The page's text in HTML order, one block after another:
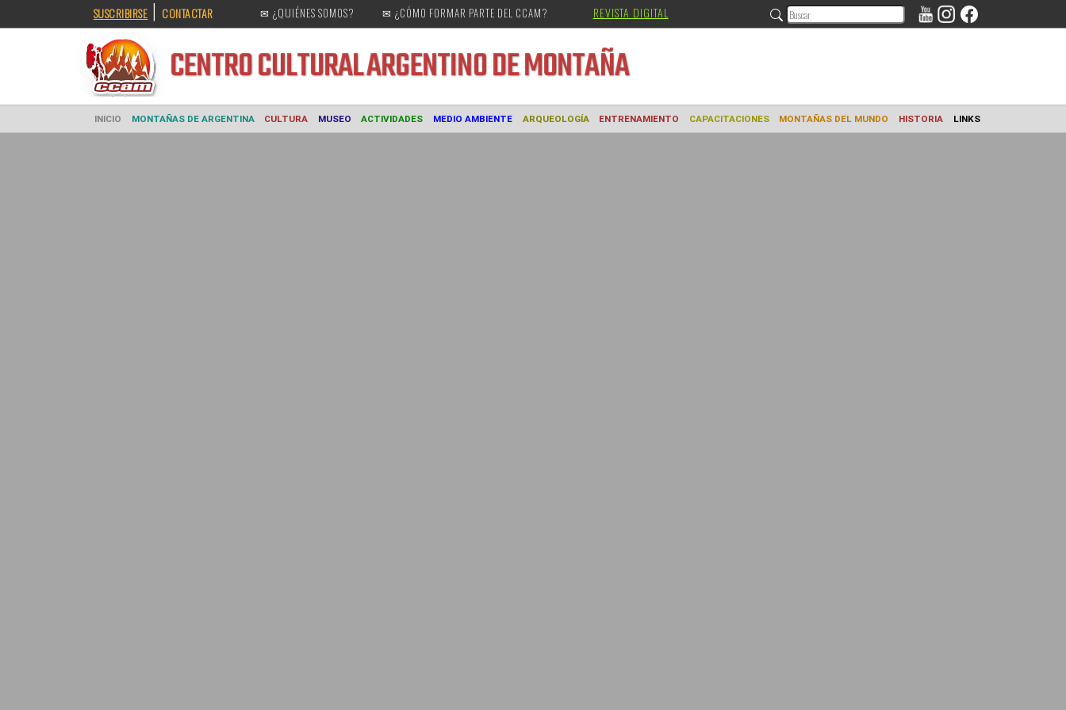
SUSCRIBIRSE | CONTACTAR ✉ ¿QUIÉNES SOMOS? ✉ ¿CÓMO FORMAR PARTE DEL CCAM? REVISTA DIGITAL
CENTRO CULTURALARGENTINO DE MONTAÑA
INICIO MONTAÑAS DE ARGENTINA CULTURA MUSEO ACTIVIDADES MEDIO AMBIENTE ARQUEOLOGÍA ENTRENAMIENTO CAPACITACIONES MONTAÑAS DEL MUNDO HISTORIA